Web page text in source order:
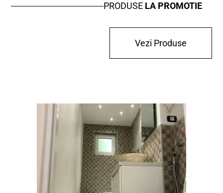
PRODUSE LA PROMOTIE
Vezi Produse